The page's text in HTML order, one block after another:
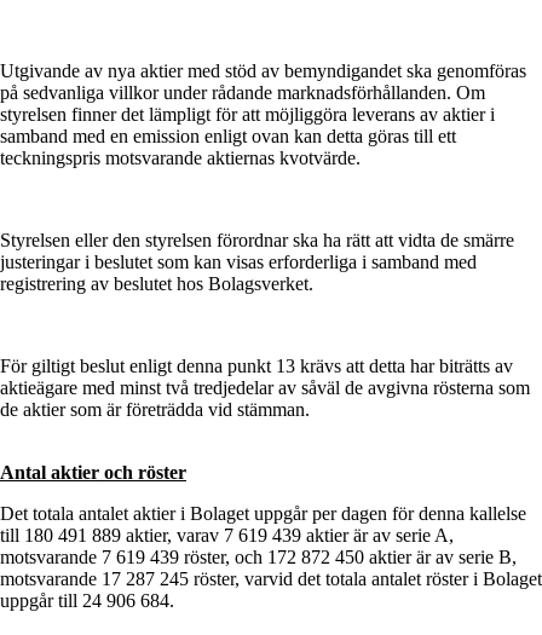
Utgivande av nya aktier med stöd av bemyndigandet ska genomföras
på sedvanliga villkor under rådande marknadsförhållanden. Om
styrelsen finner det lämpligt för att möjliggöra leverans av aktier i
samband med en emission enligt ovan kan detta göras till ett
teckningspris motsvarande aktiernas kvotvärde.
Styrelsen eller den styrelsen förordnar ska ha rätt att vidta de smärre
justeringar i beslutet som kan visas erforderliga i samband med
registrering av beslutet hos Bolagsverket.
För giltigt beslut enligt denna punkt 13 krävs att detta har biträtts av
aktieägare med minst två tredjedelar av såväl de avgivna rösterna som
de aktier som är företrädda vid stämman.
Antal aktier och röster
Det totala antalet aktier i Bolaget uppgår per dagen för denna kallelse
till 180 491 889 aktier, varav 7 619 439 aktier är av serie A,
motsvarande 7 619 439 röster, och 172 872 450 aktier är av serie B,
motsvarande 17 287 245 röster, varvid det totala antalet röster i Bolaget
uppgår till 24 906 684.